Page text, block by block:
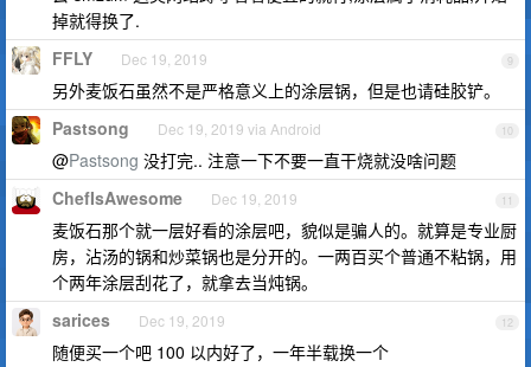
掉就得换了.
9
FFLY Dec 19, 2019
另外麦饭石虽然不是严格意义上的涂层锅，但是也请硅胶铲。
10
Pastsong Dec 19, 2019 via Android
@Pastsong 没打完.. 注意一下不要一直干烧就没啥问题
11
ChefIsAwesome Dec 19, 2019
麦饭石那个就一层好看的涂层吧，貌似是骗人的。就算是专业厨
房，沾汤的锅和炒菜锅也是分开的。一两百买个普通不粘锅，用
个两年涂层刮花了，就拿去当炖锅。
12
sarices Dec 19, 2019
随便买一个吧 100 以内好了，一年半载换一个